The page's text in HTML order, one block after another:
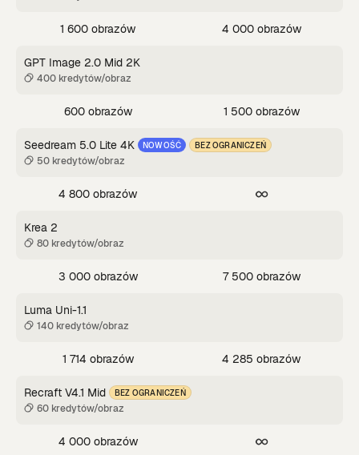
1 600 obrazów 4 000 obrazów
GPT Image 2.0 Mid 2K
400 kredytów/obraz
600 obrazów 1 500 obrazów
Seedream 5.0 Lite 4K NOWOŚĆ BEZ OGRANICZEŃ
50 kredytów/obraz
4 800 obrazów
Krea 2
80 kredytów/obraz
3 000 obrazów 7 500 obrazów
Luma Uni-1.1
140 kredytów/obraz
1 714 obrazów 4 285 obrazów
Recraft V4.1 Mid BEZ OGRANICZEŃ
60 kredytów/obraz
4 000 obrazów